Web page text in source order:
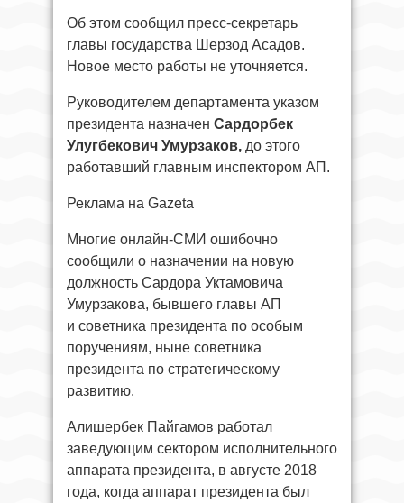
Об этом сообщил пресс-секретарь
главы государства Шерзод Асадов.
Новое место работы не уточняется.
Руководителем департамента указом
президента назначен Сардорбек
Улугбекович Умурзаков, до этого
работавший главным инспектором АП.
Реклама на Gazeta
Многие онлайн-СМИ ошибочно
сообщили о назначении на новую
должность Сардора Уктамовича
Умурзакова, бывшего главы АП
и советника президента по особым
поручениям, ныне советника
президента по стратегическому
развитию.
Алишербек Пайгамов работал
заведующим сектором исполнительного
аппарата президента, в августе 2018
года, когда аппарат президента был